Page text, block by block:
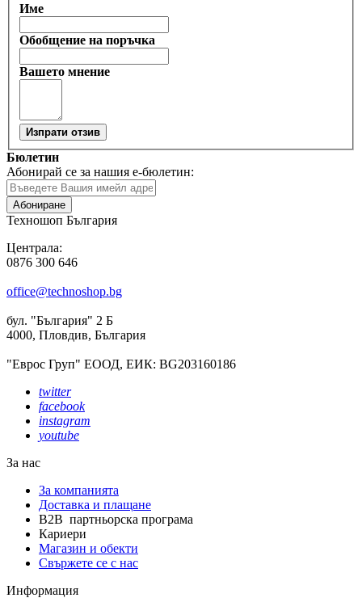
Име
Обобщение на поръчка
Вашето мнение
Изпрати отзив
Бюлетин
Абонирай се за нашия е-бюлетин:
Абониране
Техношоп България
Централа:
0876 300 646
office@technoshop.bg
бул. "България" 2 Б
4000, Пловдив, България
"Еврос Груп" ЕООД, ЕИК: BG203160186
twitter
facebook
instagram
youtube
За нас
За компанията
Доставка и плащане
B2B партньорска програма
Кариери
Магазин и обекти
Свържете се с нас
Информация